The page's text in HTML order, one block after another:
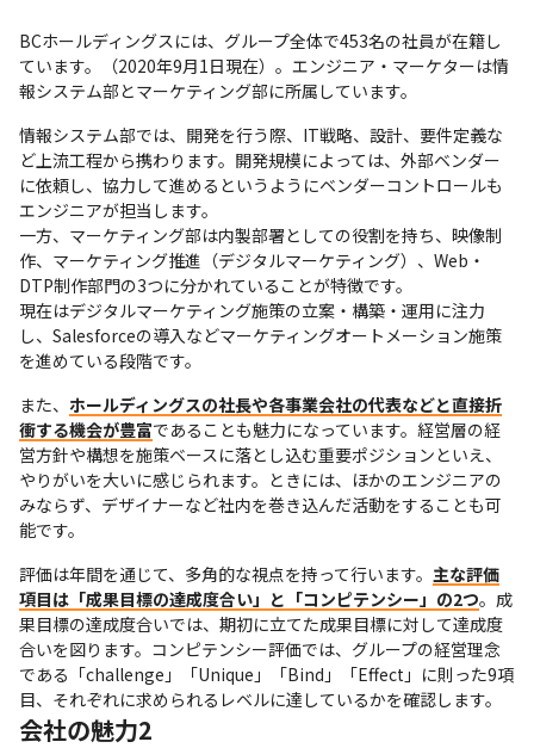
BCホールディングスには、グループ全体で453名の社員が在籍し
ています。（2020年9月1日現在）。エンジニア・マーケターは情
報システム部とマーケティング部に所属しています。
情報システム部では、開発を行う際、IT戦略、設計、要件定義な
ど上流工程から携わります。開発規模によっては、外部ベンダー
に依頼し、協力して進めるというようにベンダーコントロールも
エンジニアが担当します。
一方、マーケティング部は内製部署としての役割を持ち、映像制
作、マーケティング推進（デジタルマーケティング）、Web・
DTP制作部門の3つに分かれていることが特徴です。
現在はデジタルマーケティング施策の立案・構築・運用に注力
し、Salesforceの導入などマーケティングオートメーション施策
を進めている段階です。
また、 ホールディングスの社長や各事業会社の代表などと直接折
衝する機会が豊富であることも魅力になっています。経営層の経
営方針や構想を施策ベースに落とし込む重要ポジションといえ、
やりがいを大いに感じられます。ときには、ほかのエンジニアの
みならず、デザイナーなど社内を巻き込んだ活動をすることも可
能です。
評価は年間を通じて、多角的な視点を持って行います。 主な評価
項目は「成果目標の達成度合い」と「コンピテンシー」の2つ。成
果目標の達成度合いでは、期初に立てた成果目標に対して達成度
合いを図ります。コンピテンシー評価では、グループの経営理念
である「challenge」「Unique」「Bind」「Effect」に則った9項
目、それぞれに求められるレベルに達しているかを確認します。
会社の魅力2